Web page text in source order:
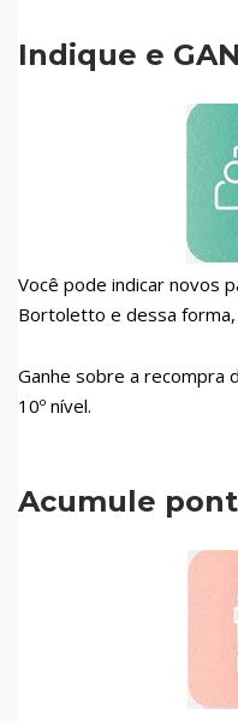
Indique e
Você pode indicar novos
Bortoletto e dessa forma,
Ganhe sobre a recompra
10º nível.
Acumule